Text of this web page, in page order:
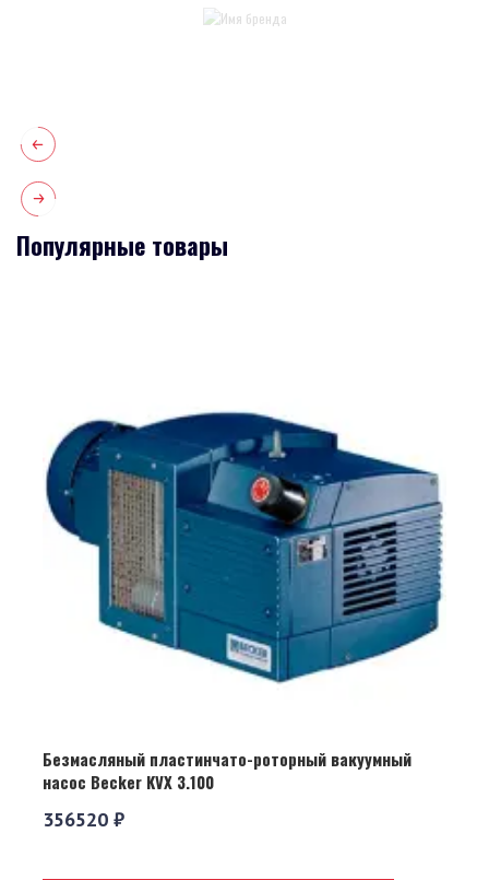
Популярные товары
Безмасляный пластинчато-роторный вакуумный
насос Becker KVX 3.100
356520 ₽